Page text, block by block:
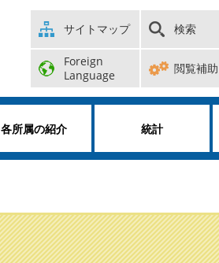
サイトマップ 検索
Foreign
Language
閲覧補助
各所属の紹介 統計